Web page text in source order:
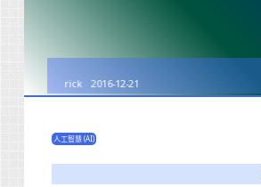
rick 2016-12-21
人工智慧 (AI)